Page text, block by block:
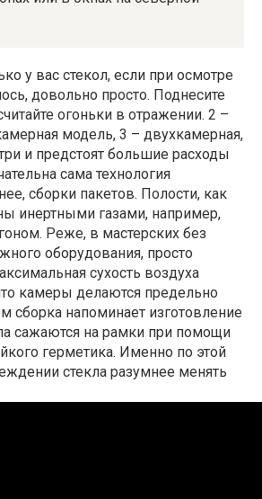
у вас стекол, если при осмотре
довольно просто. Поднесите
огоньки в отражении. 2 –
модель, 3 – двухкамерная,
и предстоят большие расходы
сама технология
сборки пакетов. Полости, как
инертными газами, например,
Реже, в мастерских без
оборудования, просто
сухость воздуха
камеры делаются предельно
сборка напоминает изготовление
сажаются на рамки при помощи
герметика. Именно по этой
стекла разумнее менять